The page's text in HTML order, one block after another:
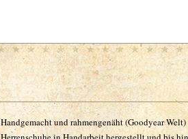
Handgemacht und rahmengenäht (Goodyear